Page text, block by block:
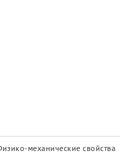
механические свойства